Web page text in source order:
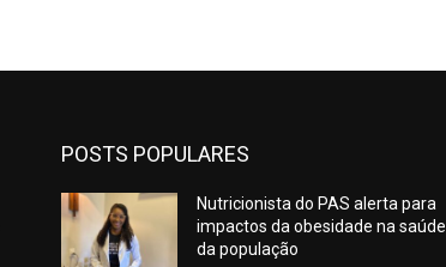
POSTS POPULARES
Nutricionista do PAS alerta para
impactos da obesidade na saúde
da população